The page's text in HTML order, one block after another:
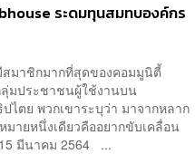
ระดมทุนสมทบองค์กร
สมาชิกมากที่สุดของคอมมูนิตี้
ลุ่มประชาชนผู้ใช้งานบน
ไตย พวกเขาระบุว่า มาจากหลาก
ายหนึ่งเดียวคืออยากขับเคลื่อน
มีนาคม 2564 ...